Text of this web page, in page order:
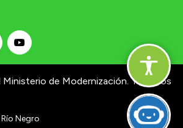
Ministerio de Modernización. Términos
Negro